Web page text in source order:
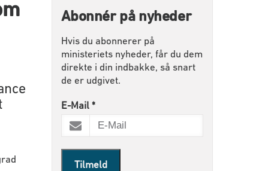
Abonnér på nyheder
Hvis du abonnerer på
ministeriets nyheder, får du dem
direkte i din indbakke, så snart
de er udgivet.
E-Mail *
Tilmeld